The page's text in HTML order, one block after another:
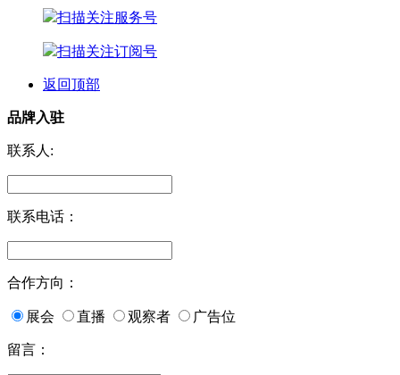
扫描关注服务号
扫描关注订阅号
返回顶部
品牌入驻
联系人:
联系电话：
合作方向：
展会 直播 观察者 广告位
留言：